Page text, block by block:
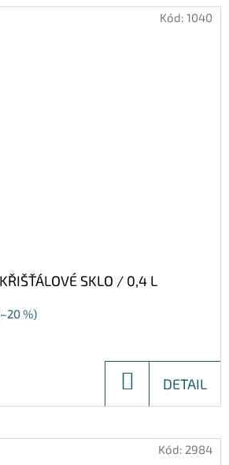
SKLO / 0,4 L
%)
KOŠÍKU
DETAIL
Kód: 1040
Kód: 2984